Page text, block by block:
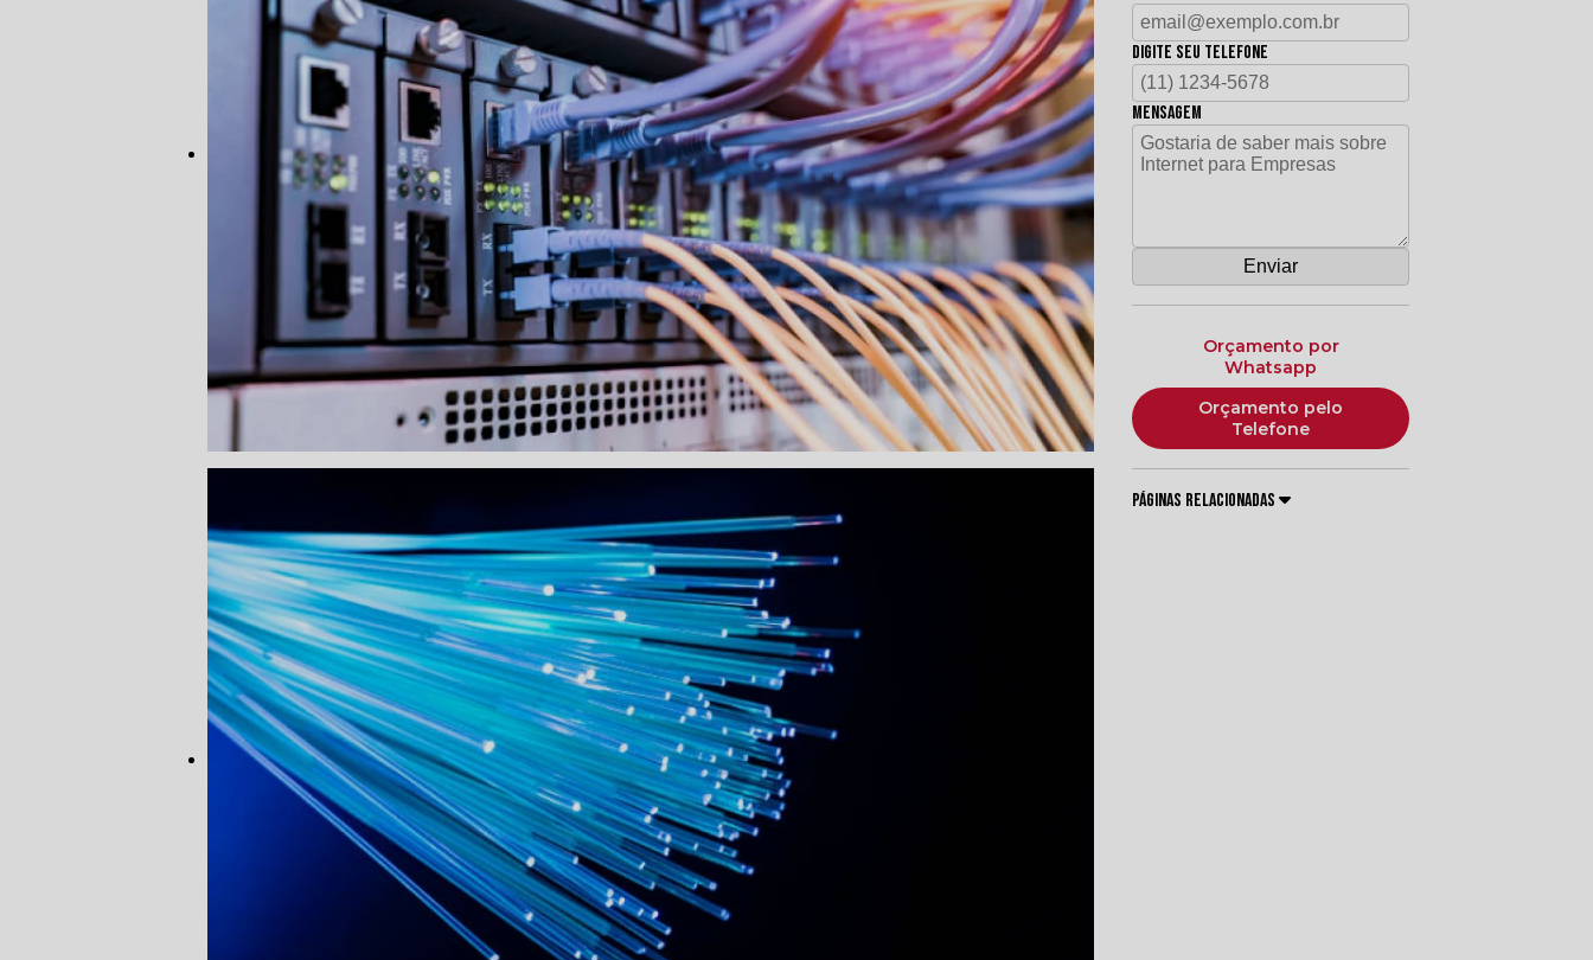
Digite seu telefone
Mensagem
Orçamento por
Whatsapp
Orçamento pelo
Telefone
Páginas Relacionadas